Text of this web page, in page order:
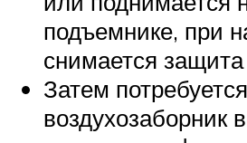
подъемнике, при
снимается защита
Затем
воздухозаборник